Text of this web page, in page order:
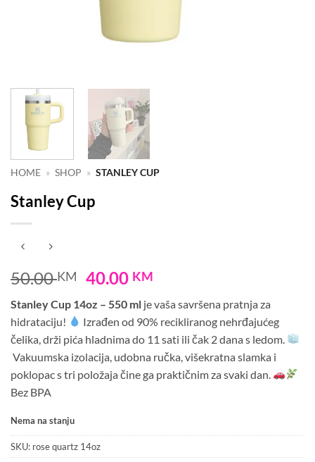
HOME » SHOP » STANLEY CUP
Stanley Cup
50.00KM
Original
was:
50.00 KM.
40.00 KM
is:
40.00 KM.
Stanley Cup 14oz – 550 ml je vaša savršena pratnja za
hidrataciju!
Izrađen od 90% recikliranog nehrđajućeg
čelika, drži pića hladnima do 11 sati ili čak 2 dana s ledom.
Vakuumska izolacija, udobna ručka, višekratna slamka i
poklopac s tri položaja čine ga praktičnim za svaki dan.
Bez BPA
Nema na stanju
SKU: rose quartz 14oz